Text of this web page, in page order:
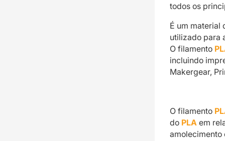
todos os
É um material
utilizado para
O filamento
incluindo
Makergear,
O filamento
do PLA em
amolecimento